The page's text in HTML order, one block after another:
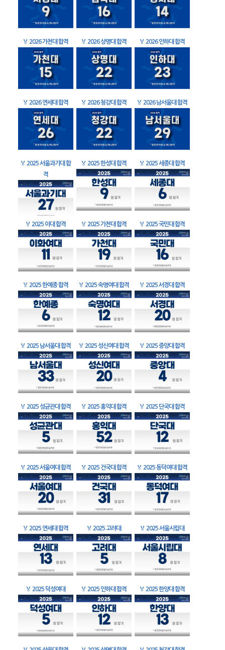
🏅 2026 가천대 합격 🏅 2026 상명대 합격 🏅 2026 인하대 합격
🏅 2026 연세대 합격 🏅 2026 청강대 합격 🏅 2026 남서울대 합격
🏅 2025 서울과기대 합
격
🏅 2025 한성대 합격 🏅 2025 세종대 합격
🏅 2025 이대 합격 🏅 2025 가천대 합격 🏅 2025 국민대 합격
🏅 2025 한예종 합격 🏅 2025 숙명여대 합격 🏅 2025 서경대 합격
🏅 2025 남서울대 합격 🏅 2025 성신여대 합격 🏅 2025 중앙대 합격
🏅 2025 성균관대 합격 🏅 2025 홍익대 합격 🏅 2025 단국대 합격
🏅 2025 서울여대 합격 🏅 2025 건국대 합격 🏅 2025 동덕여대 합격
🏅 2025 연세대 합격 🏅 2025 고려대 🏅 2025 서울시립대
🏅 2025 덕성여대 🏅 2025 인하대 합격 🏅 2025 한양대 합격